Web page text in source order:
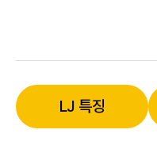
LJ 특징